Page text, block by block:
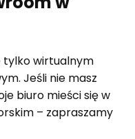
tylko wirtualnym
Jeśli nie masz
biuro mieści się w
– zapraszamy